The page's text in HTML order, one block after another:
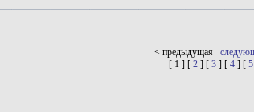
< предыдущая
[ 1 ] [ 2 ] [ 3 ] [ 4 ] [ 5